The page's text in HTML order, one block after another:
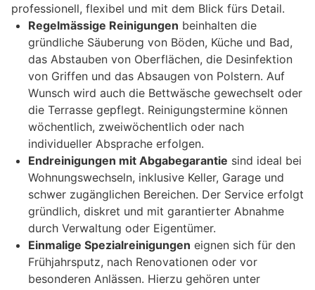
professionell, flexibel und mit dem Blick fürs Detail.
Regelmässige Reinigungen beinhalten die
gründliche Säuberung von Böden, Küche und Bad,
das Abstauben von Oberflächen, die Desinfektion
von Griffen und das Absaugen von Polstern. Auf
Wunsch wird auch die Bettwäsche gewechselt oder
die Terrasse gepflegt. Reinigungstermine können
wöchentlich, zweiwöchentlich oder nach
individueller Absprache erfolgen.
Endreinigungen mit Abgabegarantie sind ideal bei
Wohnungswechseln, inklusive Keller, Garage und
schwer zugänglichen Bereichen. Der Service erfolgt
gründlich, diskret und mit garantierter Abnahme
durch Verwaltung oder Eigentümer.
Einmalige Spezialreinigungen eignen sich für den
Frühjahrsputz, nach Renovationen oder vor
besonderen Anlässen. Hierzu gehören unter